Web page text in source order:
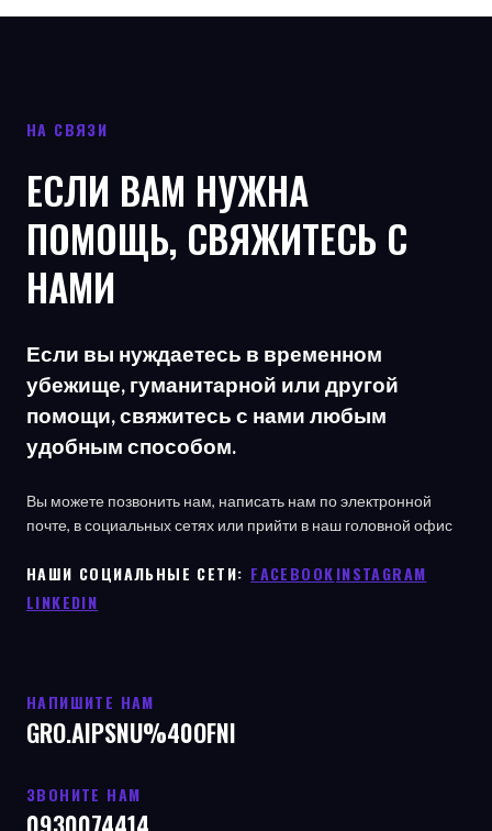
НА СВЯЗИ
ЕСЛИ ВАМ НУЖНА
ПОМОЩЬ, СВЯЖИТЕСЬ С
НАМИ
Если вы нуждаетесь в временном
убежище, гуманитарной или другой
помощи, свяжитесь с нами любым
удобным способом.
Вы можете позвонить нам, написать нам по электронной
почте, в социальных сетях или прийти в наш головной офис
НАШИ СОЦИАЛЬНЫЕ СЕТИ: ㅤ FACEBOOKINSTAGRAM
LINKEDIN
НАПИШИТЕ НАМ
GRO.AIPSNU%40OFNI
ЗВОНИТЕ НАМ